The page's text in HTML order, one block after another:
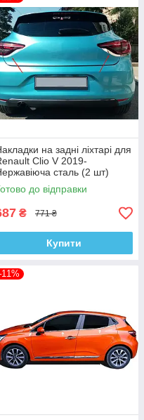
на задні ліхтарі для
Clio V 2019-
сталь (2 шт)
до відправки
₴ 771 ₴
Купити